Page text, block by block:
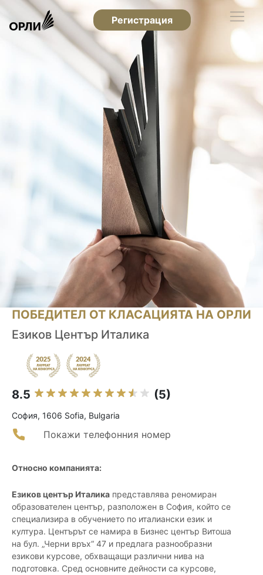
Регистрация
ПОБЕДИТЕЛ ОТ КЛАСАЦИЯТА НА ОРЛИ
Езиков Център Италика
8.5 (5)
София, 1606 Sofia, Bulgaria
Покажи телефонния номер
Относно компанията:
Езиков център Италика представлява реномиран
образователен център, разположен в София, който се
специализира в обучението по италиански език и
култура. Центърът се намира в Бизнес център Витоша
на бул. „Черни връх“ 47 и предлага разнообразни
езикови курсове, обхващащи различни нива на
подготовка. Сред основните дейности са курсове,